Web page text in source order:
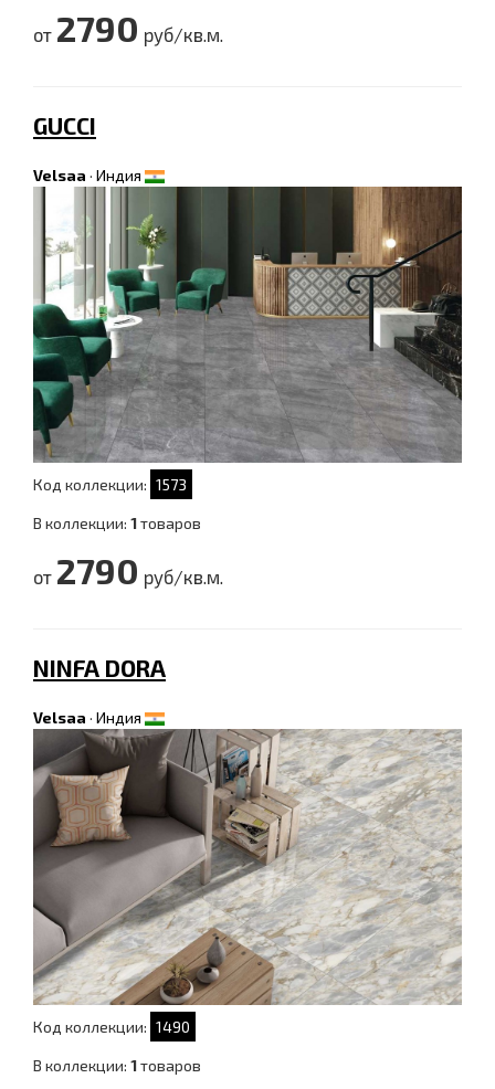
от 2790 руб/кв.м.
GUCCI
Velsaa · Индия
Код коллекции: 1573
В коллекции: 1товаров
от 2790 руб/кв.м.
NINFA DORA
Velsaa · Индия
Код коллекции: 1490
В коллекции: 1товаров